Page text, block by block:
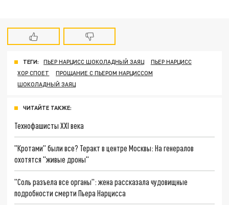
ТЕГИ: ПЬЕР НАРЦИСС ШОКОЛАДНЫЙ ЗАЯЦ
ПЬЕР НАРЦИСС
ХОР СПОЕТ
ПРОЩАНИЕ С ПЬЕРОМ НАРЦИССОМ
ШОКОЛАДНЫЙ ЗАЯЦ
ЧИТАЙТЕ ТАКЖЕ:
Технофашисты XXI века
"Кротами" были все? Теракт в центре Москвы: На генералов
охотятся "живые дроны"
"Соль разъела все органы": жена рассказала чудовищные
подробности смерти Пьера Нарцисса